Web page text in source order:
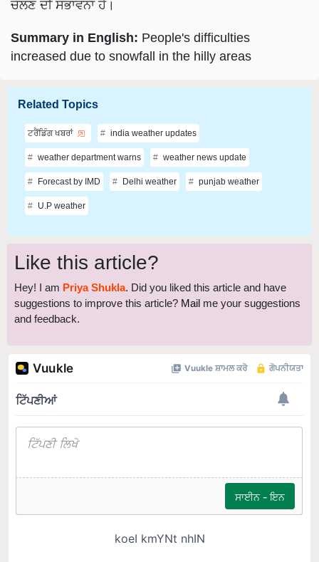
ਚੱਲਣ ਦੀ ਸੰਭਾਵਨਾ ਹੈ।
Summary in English: People's difficulties
increased due to snowfall in the hilly areas
Related Topics
ਟਰੈਂਡਿੰਗ ਖਬਰਾਂ india weather updates
weather department warns weather news update
Forecast by IMD Delhi weather punjab weather
U.P weather
Like this article?
Hey! I am Priya Shukla. Did you liked this article and have
suggestions to improve this article? Mail me your suggestions
and feedback.